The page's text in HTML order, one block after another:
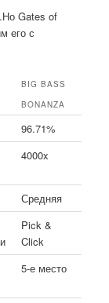
Gates of
его с
BIG BASS
BONANZA
96.71%
4000x
Средняя
Pick &
Click
5-е место